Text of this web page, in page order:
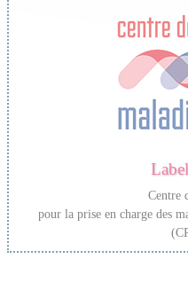
Centre
pour la prise en charge des